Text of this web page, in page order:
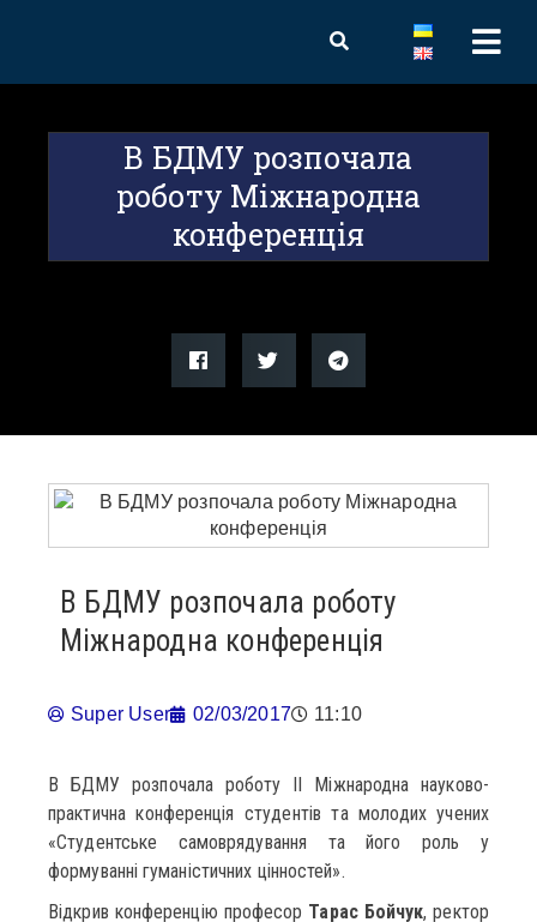
В БДМУ розпочала
роботу Міжнародна
конференція
В БДМУ розпочала роботу
Міжнародна конференція
Super User 02/03/2017 11:10
В БДМУ розпочала роботу II Міжнародна науково-
практична конференція студентів та молодих учених
«Студентське самоврядування та його роль у
формуванні гуманістичних цінностей».
Відкрив конференцію професор Тарас Бойчук, ректор